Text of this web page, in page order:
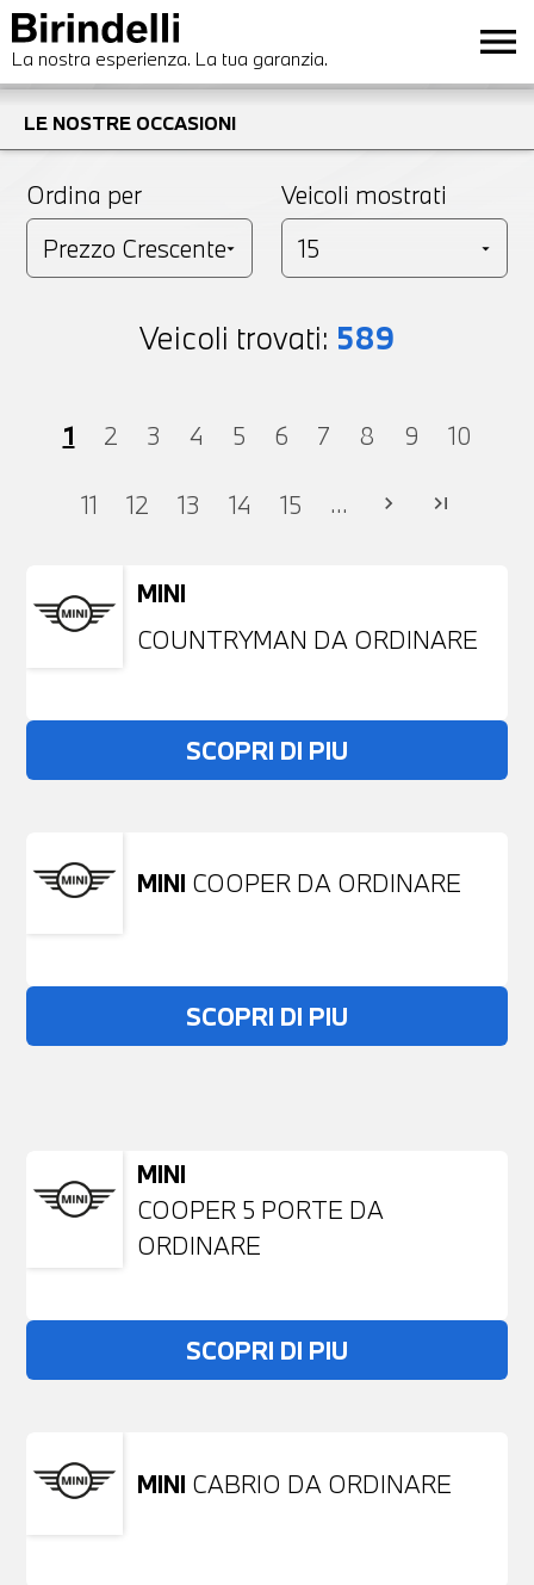
La nostra esperienza. La tua garanzia. menu
LE NOSTRE OCCASIONI
Ordina per Veicoli mostrati
Veicoli trovati: 589
1 2 3 4 5 6 7 8 9 10
11 12 13 14 15 ... chevron_right last_page
MINI
COUNTRYMAN DA ORDINARE
SCOPRI DI PIU
MINI COOPER DA ORDINARE
SCOPRI DI PIU
Non stai trovando ciò che cerchi?
MINI
COOPER 5 PORTE DA
ORDINARE
SCOPRI DI PIU
MINI CABRIO DA ORDINARE